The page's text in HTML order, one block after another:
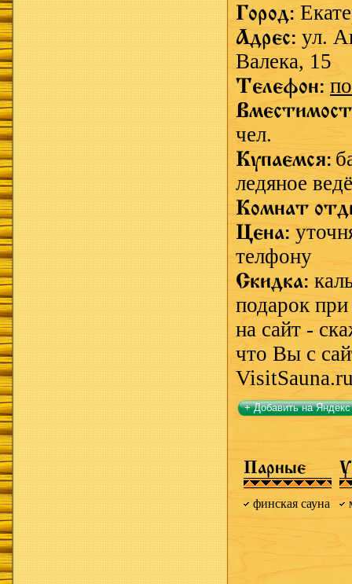
Город:
Адрес: ул.
Валека, 15
Телефон:
чел.
Купаемся:
ледяное
Комнат
Цена:
телфону
Скидка:
подарок
на сайт -
что Вы с
+ Добавить на Яндекс
Парные
финская сауна